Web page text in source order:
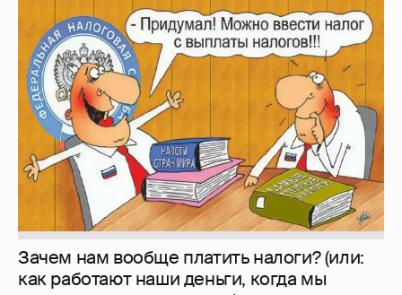
Зачем нам вообще платить налоги? (или:
как работают наши деньги, когда мы